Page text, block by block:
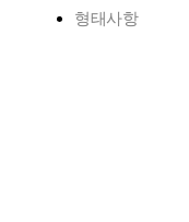
형태사항